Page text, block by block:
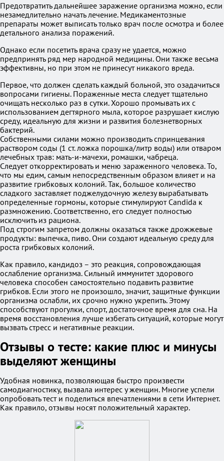
Предотвратить дальнейшее заражение организма можно, если
незамедлительно начать лечение. Медикаментозные
препараты может выписать только врач после осмотра и более
детального анализа поражений.
Однако если посетить врача сразу не удается, можно
предпринять ряд мер народной медицины. Они также весьма
эффективны, но при этом не принесут никакого вреда.
Первое, что должен сделать каждый больной, это озадачиться
вопросами гигиены. Пораженные места следует тщательно
очищать несколько раз в сутки. Хорошо промывать их с
использованием дегтярного мыла, которое разрушает кислую
среду, идеальную для жизни и развития болезнетворных
бактерий.
Собственными силами можно производить спринцевания
раствором соды (1 ст. ложка порошка/литр воды) или отваром
лечебных трав: мать-и-мачехи, ромашки, чабреца.
Следует откорректировать и меню зараженного человека. То,
что мы едим, самым непосредственным образом влияет и на
развитие грибковых колоний. Так, большое количество
сладкого заставляет поджелудочную железу вырабатывать
определенные гормоны, которые стимулируют Candida к
размножению. Соответственно, его следует полностью
исключить из рациона.
Под строгим запретом должны оказаться также дрожжевые
продукты: выпечка, пиво. Они создают идеальную среду для
роста грибковых колоний.
Как правило, кандидоз – это реакция, сопровождающая
ослабление организма. Сильный иммунитет здорового
человека способен самостоятельно подавить развитие
грибков. Если этого не произошло, значит, защитные функции
организма ослабли, их срочно нужно укрепить. Этому
способствуют прогулки, спорт, достаточное время для сна. На
время восстановления лучше избегать ситуаций, которые могут
вызвать стресс и негативные реакции.
Отзывы о тесте: какие плюс и минусы
выделяют женщины
Удобная новинка, позволяющая быстро произвести
самодиагностику, вызвала интерес у женщин. Многие успели
опробовать тест и поделиться впечатлениями в сети Интернет.
Как правило, отзывы носят положительный характер.